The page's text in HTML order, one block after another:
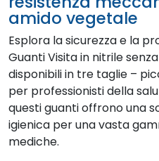
amido vegetale
Esplora la sicurezza e la
Guanti Visita in nitrile
disponibili in tre taglie –
per professionisti della
questi guanti offrono una
igienica per una vasta
mediche.